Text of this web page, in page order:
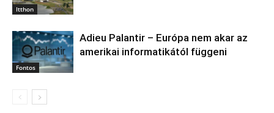
Itthon
Fontos
Adieu Palantir – Európa nem akar az
amerikai informatikától függeni